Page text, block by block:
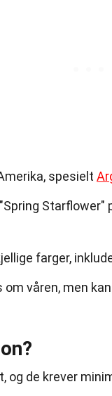
spesielt
Starflower"
farger,
våren, men
og de krever